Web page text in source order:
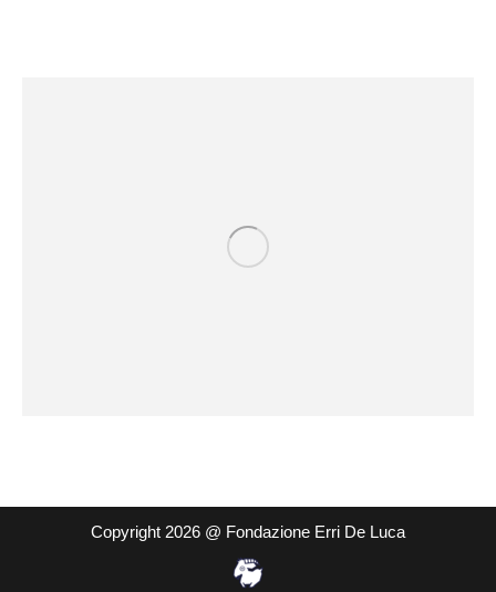
Copyright 2026 @ Fondazione Erri De Luca